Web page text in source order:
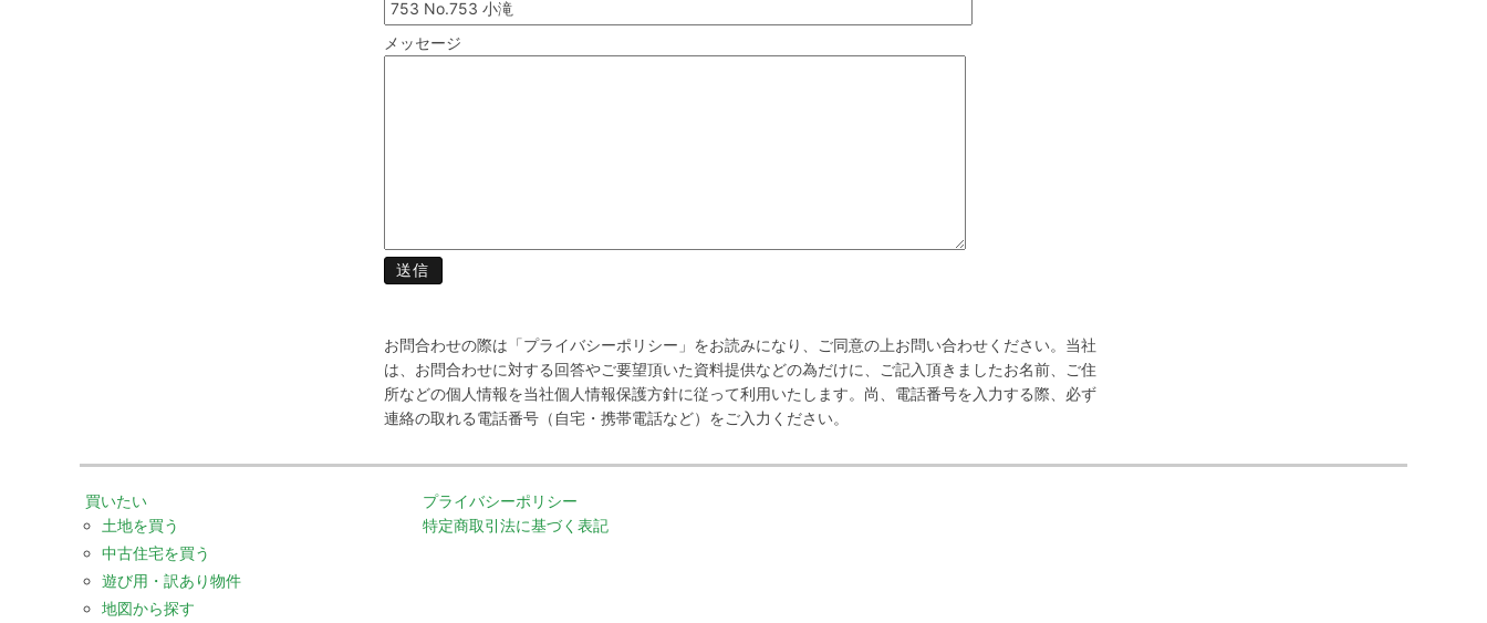
メッセージ
お問合わせの際は「プライバシーポリシー」をお読みになり、ご同意の上お問い合わせください。当社
は、お問合わせに対する回答やご要望頂いた資料提供などの為だけに、ご記入頂きましたお名前、ご住
所などの個人情報を当社個人情報保護方針に従って利用いたします。尚、電話番号を入力する際、必ず
連絡の取れる電話番号（自宅・携帯電話など）をご入力ください。
買いたい
土地を買う
中古住宅を買う
遊び用・訳あり物件
地図から探す
プライバシーポリシー
特定商取引法に基づく表記